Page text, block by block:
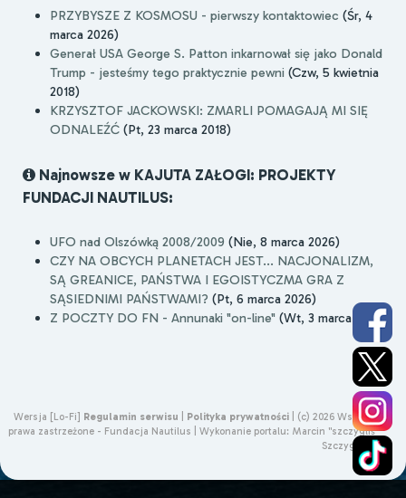
PRZYBYSZE Z KOSMOSU - pierwszy kontaktowiec (Śr, 4
marca 2026)
Generał USA George S. Patton inkarnował się jako Donald
Trump - jesteśmy tego praktycznie pewni (Czw, 5 kwietnia
2018)
KRZYSZTOF JACKOWSKI: ZMARLI POMAGAJĄ MI SIĘ
ODNALEŹĆ (Pt, 23 marca 2018)
Najnowsze w KAJUTA ZAŁOGI: PROJEKTY
FUNDACJI NAUTILUS:
UFO nad Olszówką 2008/2009 (Nie, 8 marca 2026)
CZY NA OBCYCH PLANETACH JEST... NACJONALIZM,
SĄ GREANICE, PAŃSTWA I EGOISTYCZMA GRA Z
SĄSIEDNIMI PAŃSTWAMI? (Pt, 6 marca 2026)
Z POCZTY DO FN - Annunaki "on-line" (Wt, 3 marca 2026)
Wersja [Lo-Fi] Regulamin serwisu Polityka prywatności
(c) 2026 Wszelkie
prawa zastrzeżone - Fundacja Nautilus | Wykonanie portalu: Marcin "szczygliś"
Szczygliński